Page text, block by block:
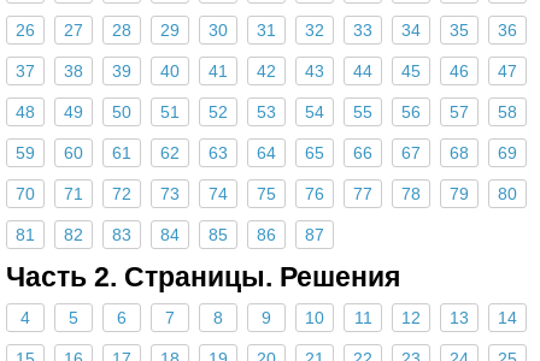
26 27 28 29 30 31 32 33 34 35 36
37 38 39 40 41 42 43 44 45 46 47
48 49 50 51 52 53 54 55 56 57 58
59 60 61 62 63 64 65 66 67 68 69
70 71 72 73 74 75 76 77 78 79 80
81 82 83 84 85 86 87
Часть 2. Страницы. Решения
4 5 6 7 8 9 10 11 12 13 14